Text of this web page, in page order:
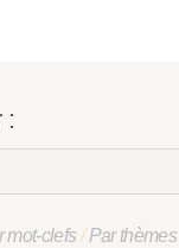
:
mot-clefs/Par thèmes